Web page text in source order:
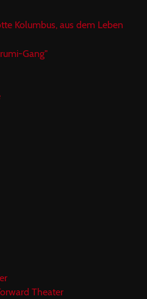
Kolumbus, aus dem Leben
Gang"
Theater